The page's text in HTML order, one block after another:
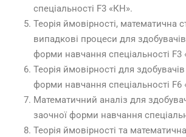
спеціальності F3 «КН».
Теорія ймовірності, математична
випадкові процеси для
форми навчання спеціальності F3
Теорія ймовірності для
форми навчання спеціальності F6
Математичний аналіз для
заочної форми навчання
Теорія ймовірності та